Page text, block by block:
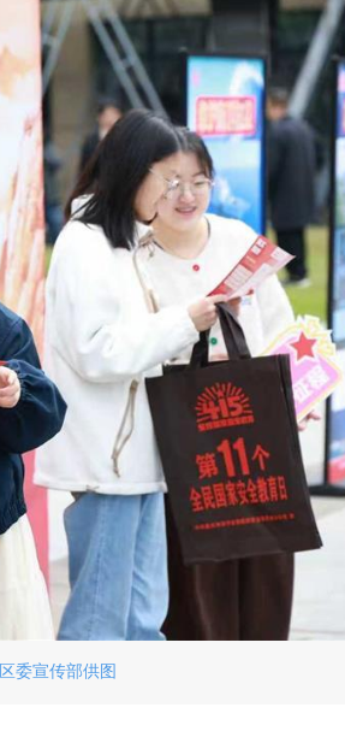
委宣传部供图